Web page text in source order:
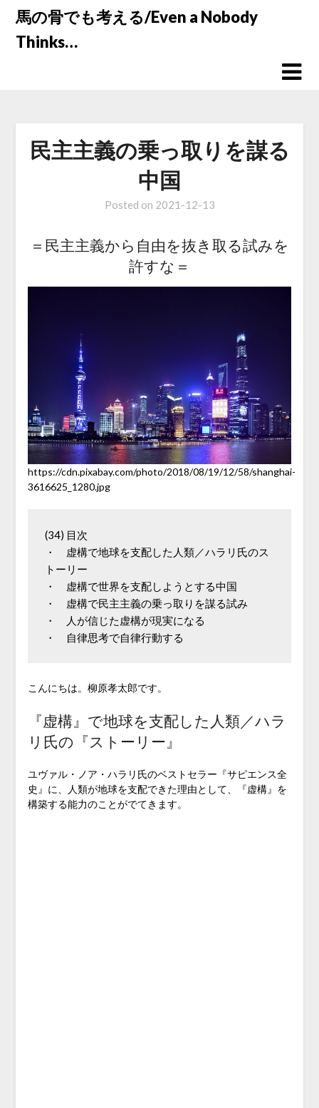
Skip
content
馬の骨でも考える/Even a Nobody
Thinks…
民主主義の乗っ取りを謀る
中国
Posted on 2021-12-13
＝民主主義から自由を抜き取る試みを
許すな＝
https://cdn.pixabay.com/photo/2018/08/19/12/58/shanghai-
3616625_1280.jpg
(34) 目次
・　虚構で地球を支配した人類／ハラリ氏のス
トーリー
・　虚構で世界を支配しようとする中国
・　虚構で民主主義の乗っ取りを謀る試み
・　人が信じた虚構が現実になる
・　自律思考で自律行動する
こんにちは。柳原孝太郎です。
『虚構』で地球を支配した人類／ハラ
リ氏の『ストーリー』
ユヴァル・ノア・ハラリ氏のベストセラー『サピエンス全
史』に、人類が地球を支配できた理由として、『虚構』を
構築する能力のことがでてきます。